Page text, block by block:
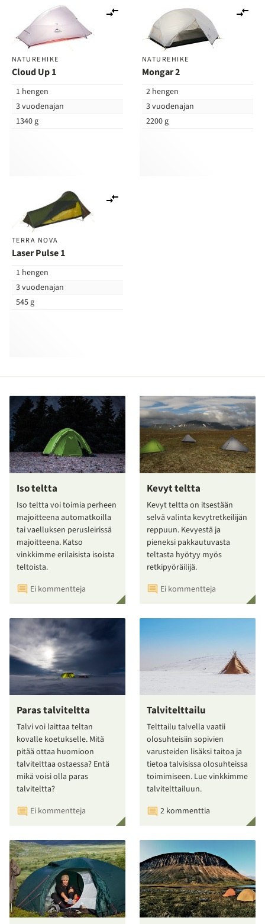
NATUREHIKE
Cloud Up 1
1 hengen
3 vuodenajan
1340 g
vertailuun
NATUREHIKE
Mongar 2
2 hengen
3 vuodenajan
2200 g
TERRA NOVA
Laser Pulse 1
1 hengen
3 vuodenajan
545 g
Iso teltta
Iso teltta voi toimia perheen
majoitteena automatkoilla
tai vaelluksen perusleirissä
majoitteena. Katso
vinkkimme erilaisista isoista
teltoista.
Ei kommentteja
Kevyt teltta
Kevyt teltta on itsestään
selvä valinta kevytretkeilijän
reppuun. Kevyestä ja
pieneksi pakkautuvasta
teltasta hyötyy myös
retkipyöräilijä.
Ei kommentteja
Paras talviteltta
Talvi voi laittaa teltan
kovalle koetukselle. Mitä
pitää ottaa huomioon
talvitelttaa ostaessa? Entä
mikä voisi olla paras
talviteltta?
Ei kommentteja
Talvitelttailu
Telttailu talvella vaatii
olosuhteisiin sopivien
varusteiden lisäksi taitoa ja
tietoa talvisissa olosuhteissa
toimimiseen. Lue vinkkimme
talvitelttailuun.
2 kommenttia